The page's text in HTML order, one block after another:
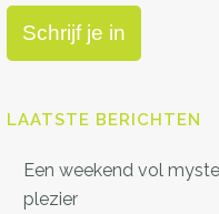
LAATSTE BERICHTEN
Een weekend vol
plezier